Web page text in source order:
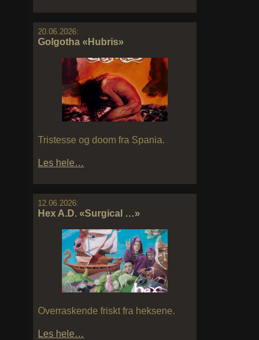
20.06.2026:
Golgotha «Hubris»
Tristesse og doom fra Spania.
Les hele…
12.06.2026:
Hex A.D. «Surgical …»
Overraskende friskt fra heksene.
Les hele…